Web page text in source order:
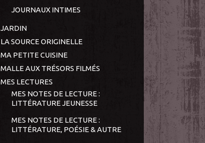
JOURNAUX INTIMES
JARDIN
LA SOURCE ORIGINELLE
MA PETITE CUISINE
MALLE AUX TRÉSORS FILMÉS
MES LECTURES
MES NOTES DE LECTURE :
LITTÉRATURE JEUNESSE
MES NOTES DE LECTURE :
LITTÉRATURE, POÉSIE & AUTRE